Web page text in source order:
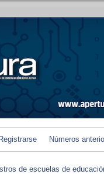
Registrarse Números
de escuelas de